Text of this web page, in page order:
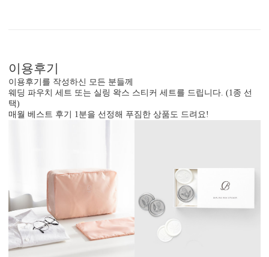
기본 주소형, 디자인형, 문구 인쇄 등 다양한 편집을 제공합니다.
실용성과 감성을 모두 담으세요.
이용후기
이용후기를 작성하신 모든 분들께
웨딩 파우치 세트 또는 실링 왁스 스티커 세트를 드립니다. (1종 선
택)
매월 베스트 후기 1분을 선정해 푸짐한 상품도 드려요!